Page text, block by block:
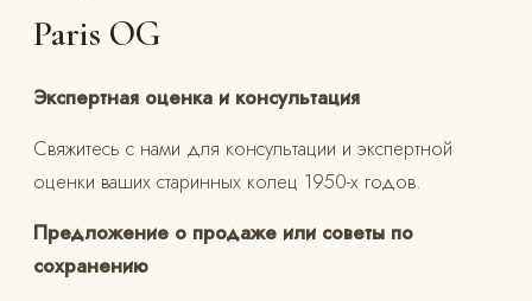
Paris OG
Экспертная оценка и консультация
Свяжитесь с нами для консультации и экспертной
оценки ваших старинных колец 1950-х годов.
Предложение о продаже или советы по
сохранению